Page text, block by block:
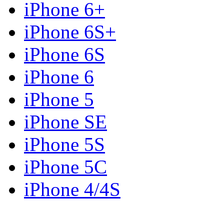
iPhone 6+
iPhone 6S+
iPhone 6S
iPhone 6
iPhone 5
iPhone SE
iPhone 5S
iPhone 5C
iPhone 4/4S